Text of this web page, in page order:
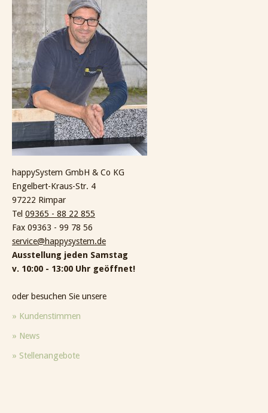
happySystem GmbH & Co KG
Engelbert-Kraus-Str. 4
97222 Rimpar
Tel 09365 - 88 22 855
Fax 09363 - 99 78 56
service@happysystem.de
Ausstellung jeden Samstag
v. 10:00 - 13:00 Uhr geöffnet!
oder besuchen Sie unsere
» Kundenstimmen
» News
» Stellenangebote